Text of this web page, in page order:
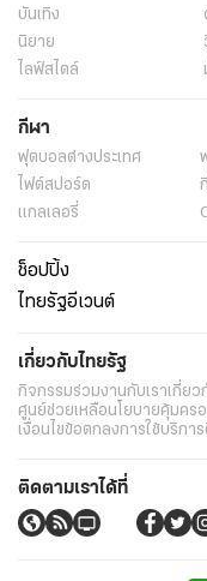
บันเทิง
นิยาย
ไลฟ์สไตล์
กีฬา
ฟุตบอลต่่างประเทศ
ไฟต์สปอร์ต
แกลเลอรี่
ช็อปปิ้ง
ไทยรัฐอีเวนต์
เกี่ยวกับไทยรัฐ
กิจกรรมร่วมงานกับเราเกี่ยว
ศูนย์ช่วยเหลือนโยบายคุ้มคร
เงื่อนไขข้อตกลงการใช้บริการ
ติดตามเราได้ที่